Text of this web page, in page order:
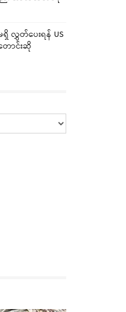
ရှိ လွှတ်ပေးရန် US
ောင်းဆို